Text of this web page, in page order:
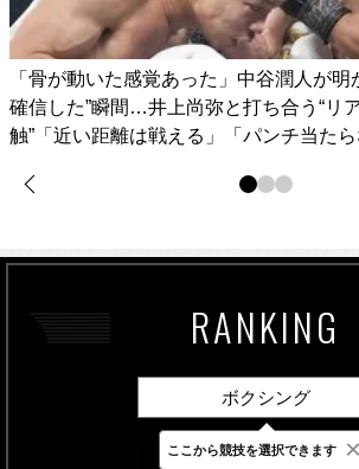
「骨が動いた感覚あった」中谷潤人が明
確信した”瞬間…井上尚弥と打ち合う“リ
触”「近い距離は戦える」「パンチ当たら
RANKING
ボクシング
最新 24時間 週間
ここから競技を選択できます ×